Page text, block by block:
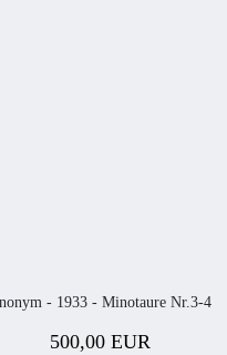
- 1933 - Minotaure Nr.3-4
500,00 EUR